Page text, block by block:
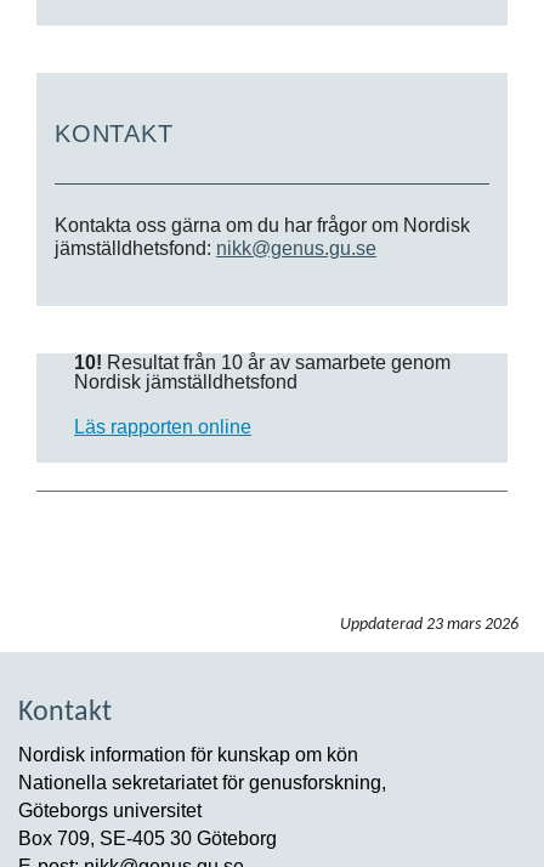
KONTAKT
Kontakta oss gärna om du har frågor om Nordisk
jämställdhetsfond: nikk@genus.gu.se
10! Resultat från 10 år av samarbete genom
Nordisk jämställdhetsfond
Läs rapporten online
Uppdaterad 23 mars 2026
Kontakt
Nordisk information för kunskap om kön
Nationella sekretariatet för genusforskning,
Göteborgs universitet
Box 709, SE-405 30 Göteborg